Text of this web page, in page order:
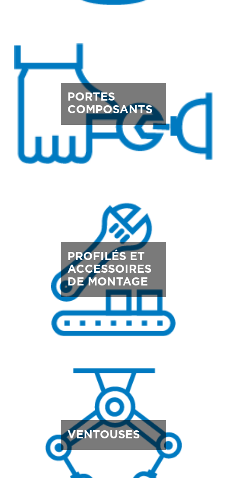
PORTES
COMPOSANTS
PROFILÉS ET
ACCESSOIRES
DE MONTAGE
VENTOUSES